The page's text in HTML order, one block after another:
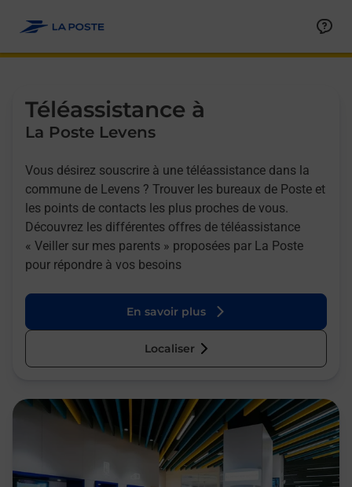
Téléassistance à
La Poste Levens
Vous désirez souscrire à une téléassistance dans la
commune de Levens ? Trouver les bureaux de Poste et
les points de contacts les plus proches de vous.
Découvrez les différentes offres de téléassistance
« Veiller sur mes parents » proposées par La Poste
pour répondre à vos besoins
En savoir plus
Localiser